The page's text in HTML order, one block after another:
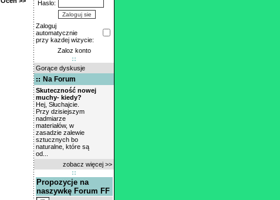
Haslo:
Zaloguj
automatycznie
przy kazdej wizycie:
Zaloz konto
Gorące dyskusje
Na Forum
Skuteczność nowej
muchy- kiedy?
Hej, Słuchajcie.
Przy dzisiejszym
nadmiarze
materiałów, w
zasadzie zalewie
sztucznych bo
naturalne, które są
od...
zobacz więcej >>
Propozycje na
naszywkę Forum FF